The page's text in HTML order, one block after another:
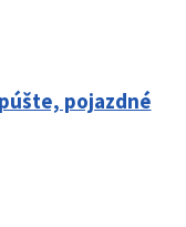
pojazdné